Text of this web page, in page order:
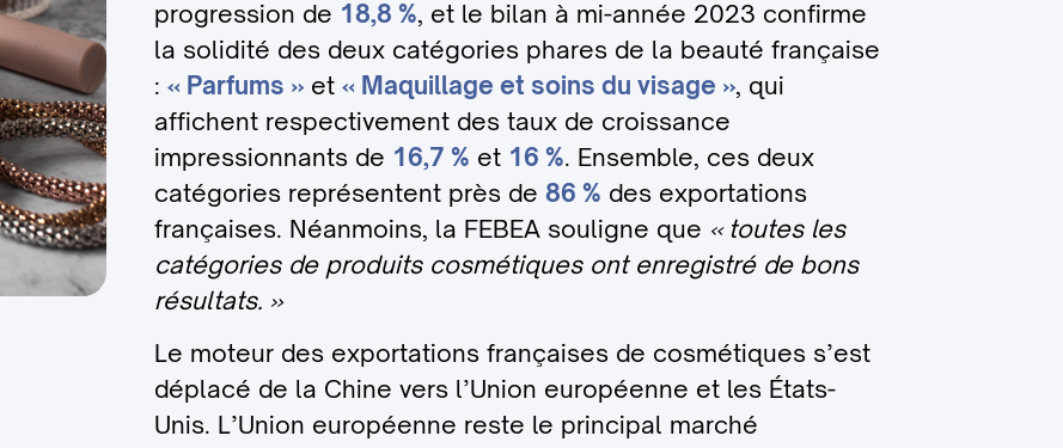
progression de 18,8 %, et le bilan à mi-année 2023 confirme
la solidité des deux catégories phares de la beauté française
: « Parfums »et « Maquillage et soins du visage », qui
affichent respectivement des taux de croissance
impressionnants de 16,7 % et 16 %. Ensemble, ces deux
catégories représentent près de 86 % des exportations
françaises. Néanmoins, la FEBEA souligne que « toutes les
catégories de produits cosmétiques ont enregistré de bons
résultats. »
Le moteur des exportations françaises de cosmétiques s’est
déplacé de la Chine vers l’Union européenne et les États-
Unis. L’Union européenne reste le principal marché